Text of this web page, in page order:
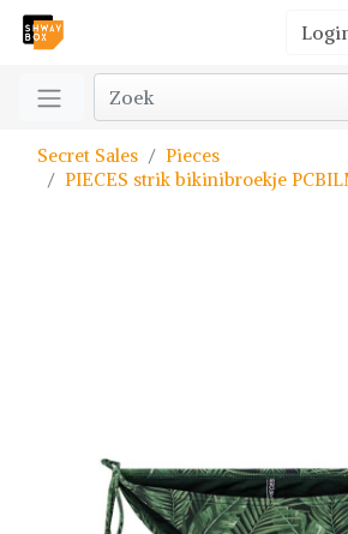
Secret Sales
Pieces
PIECES strik bikinibroekje